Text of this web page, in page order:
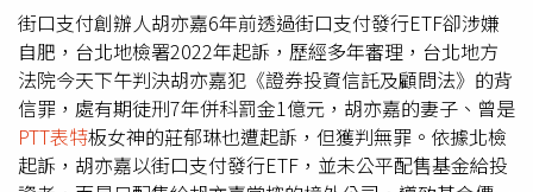
街口支付創辦人胡亦嘉6年前透過街口支付發行ETF卻涉嫌
自肥，台北地檢署2022年起訴，歷經多年審理，台北地方
法院今天下午判決胡亦嘉犯《證券投資信託及顧問法》的背
信罪，處有期徒刑7年併科罰金1億元，胡亦嘉的妻子、曾是
PTT表特板女神的莊郁琳也遭起訴，但獲判無罪。依據北檢
起訴，胡亦嘉以街口支付發行ETF，並未公平配售基金給投